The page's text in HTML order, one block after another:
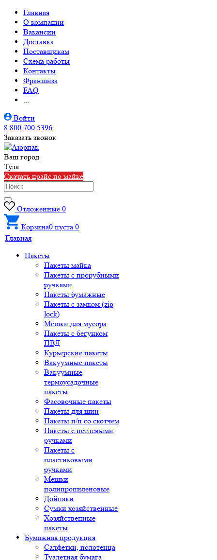
Главная
О компании
Вакансии
Доставка
Поставщикам
Схема работы
Контакты
Франшиза
FAQ
...
Войти
8 800 700 5396
Заказать звонок
Ваш город
Тула
Скачать прайс по майке
Отложенные 0
Корзина0 пуста 0
Главная
Пакеты
Пакеты майка
Пакеты с прорубными
ручками
Пакеты бумажные
Пакеты с замком (zip
lock)
Мешки для мусора
Пакеты с бегунком
ПВД
Курьерские пакеты
Вакуумные пакеты
Вакуумные
термоусадочные
пакеты
Фасовочные пакеты
Пакеты для шин
Пакеты п/п со скотчем
Пакеты с петлевыми
ручками
Пакеты с
пластиковыми
ручками
Мешки
полипропиленовые
Дойпаки
Сумки хозяйственные
Хозяйственные
пакеты
Бумажная продукция
Салфетки, полотенца
Туалетная бумага